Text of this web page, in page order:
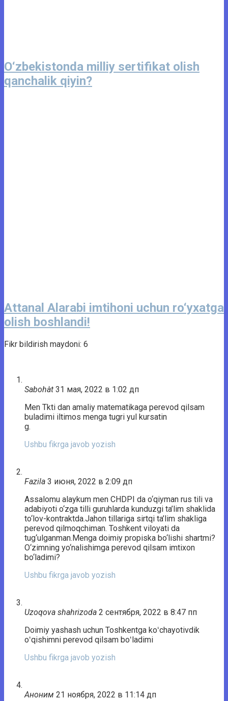
O‘zbekistonda milliy sertifikat olish
qanchalik qiyin?
Attanal Alarabi imtihoni uchun ro‘yxatga
olish boshlandi!
Fikr bildirish maydoni: 6
Sabohàt 31 мая, 2022 в 1:02 дп
Men Tkti dan amaliy matematikaga perevod qilsam
buladimi iltimos menga tugri yul kursatin
g.
Ushbu fikrga javob yozish
Fazila 3 июня, 2022 в 2:09 дп
Assalomu alaykum men CHDPI da o‘qiyman rus tili va
adabiyoti o‘zga tilli guruhlarda kunduzgi ta’lim shaklida
to‘lov-kontraktda.Jahon tillariga sirtqi ta’lim shakliga
perevod qilmoqchiman. Toshkent viloyati da
tug‘ulganman.Menga doimiy propiska bo‘lishi shartmi?
O‘zimning yo‘nalishimga perevod qilsam imtixon
bo‘ladimi?
Ushbu fikrga javob yozish
Uzoqova shahrizoda 2 сентября, 2022 в 8:47 пп
Doimiy yashash uchun Toshkentga koʻchayotivdik
oʻqishimni perevod qilsam boʻladimi
Ushbu fikrga javob yozish
Аноним 21 ноября, 2022 в 11:14 дп